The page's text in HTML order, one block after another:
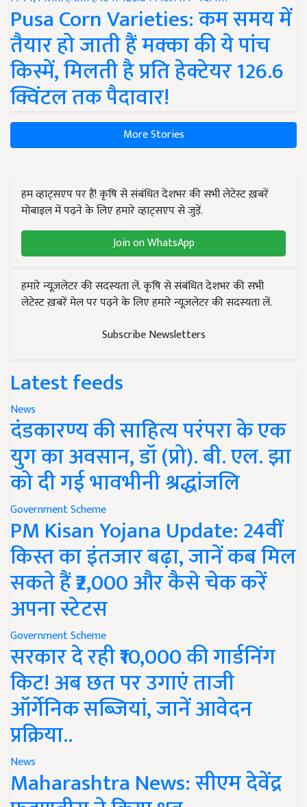
Pusa Corn Varieties: कम समय में
तैयार हो जाती हैं मक्का की ये पांच
किस्में, मिलती है प्रति हेक्टेयर 126.6
क्विंटल तक पैदावार!
More Stories
हम व्हाट्सएप पर हैं! कृषि से संबंधित देशभर की सभी लेटेस्ट ख़बरें
मोबाइल में पढ़ने के लिए हमारे व्हाट्सएप से जुड़ें.
Join on WhatsApp
हमारे न्यूज़लेटर की सदस्यता लें. कृषि से संबंधित देशभर की सभी
लेटेस्ट ख़बरें मेल पर पढ़ने के लिए हमारे न्यूज़लेटर की सदस्यता लें.
Subscribe Newsletters
Latest feeds
News
दंडकारण्य की साहित्य परंपरा के एक
युग का अवसान, डॉ (प्रो). बी. एल. झा
को दी गई भावभीनी श्रद्धांजलि
Government Scheme
PM Kisan Yojana Update: 24वीं
किस्त का इंतजार बढ़ा, जानें कब मिल
सकते हैं ₹2,000 और कैसे चेक करें
अपना स्टेटस
Government Scheme
सरकार दे रही ₹10,000 की गार्डनिंग
किट! अब छत पर उगाएं ताजी
ऑर्गेनिक सब्जियां, जानें आवेदन
प्रक्रिया..
News
Maharashtra News: सीएम देवेंद्र